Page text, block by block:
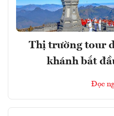
Thị trường tour
khánh bắt
Đọc